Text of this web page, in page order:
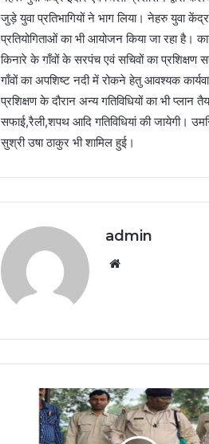
जुड़े युवा प्रतिभागियों ने भाग लिया। नेहरु
प्रतियोगिताओं का भी आयोजन किया जा रहा है।
किनारे के गाँवों के सरपंच एवं सचिवों का प्रशिक्षण
गाँवों का अपशिष्ट नदी में रोकने हेतु आवश्यक
प्रशिक्षण के दौरान अन्य गतिविधियों का भी
सफाई,रैली,शपथ आदि गतिविधियां की जायेगी।
सुश्री उषा ठाकुर भी शामिल हुई।
admin